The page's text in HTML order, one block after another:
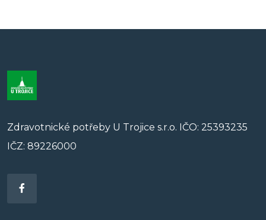
Zdravotnické potřeby U Trojice s.r.o. IČO: 25393235
IČZ: 89226000